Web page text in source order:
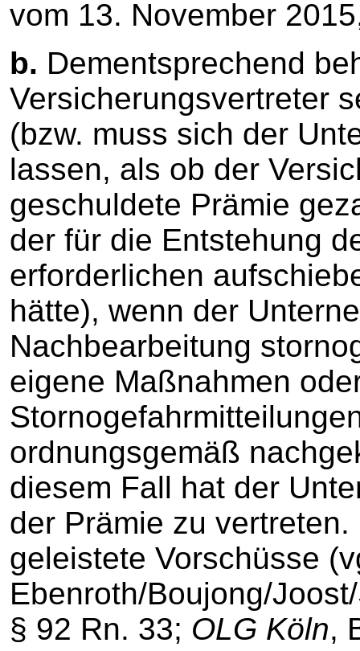
vom 13. November
b. Dementsprechend
Versicherungsvertreter
(bzw. muss sich der
lassen, als ob der
geschuldete Prämie
der für die Entstehung
erforderlichen
hätte), wenn der
Nachbearbeitung
eigene Maßnahmen
ordnungsgemäß
diesem Fall hat der
der Prämie zu
geleistete Vorschüsse
Ebenroth/Boujong/
§ 92 Rn. 33; OLG Köln,